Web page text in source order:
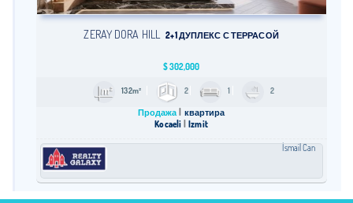
ZERAY DORA HILL 2+1 ДУПЛЕКС С ТЕРРАСОЙ
$302,000
132m² 2 1 2
Продажа
квартира
Kocaeli
İzmit
İsmail Can